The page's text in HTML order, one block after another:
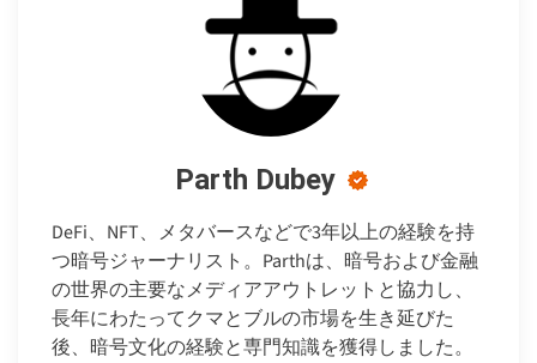
Parth Dubey
DeFi、NFT、メタバースなどで3年以上の経験を持
つ暗号ジャーナリスト。Parthは、暗号および金融
の世界の主要なメディアアウトレットと協力し、
長年にわたってクマとブルの市場を生き延びた
後、暗号文化の経験と専門知識を獲得しました。